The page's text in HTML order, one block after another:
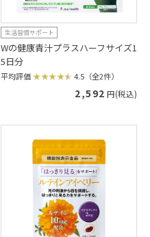
生活習慣サポート
Wの健康青汁プラスハーフサイズ1
5日分
平均評価 4.5（全2件）
2,592 円(税込)